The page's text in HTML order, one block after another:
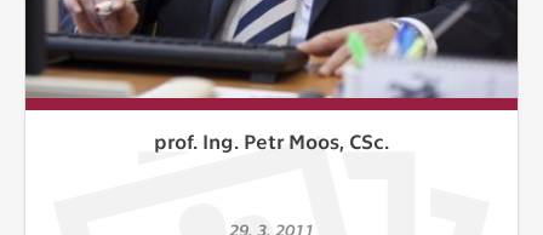
prof. Ing. Petr Moos, CSc.
29. 3. 2011